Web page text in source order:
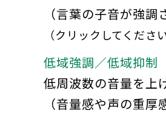
（言葉の子音が強
（クリックしてください
低域強調／低域抑制
低周波数の音量を上
（音量感や声の重